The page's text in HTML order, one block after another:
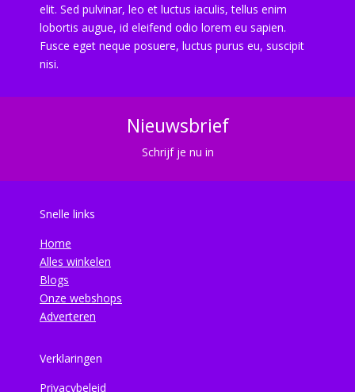
elit. Sed pulvinar, leo et luctus iaculis, tellus enim
lobortis augue, id eleifend odio lorem eu sapien.
Fusce eget neque posuere, luctus purus eu, suscipit
nisi.
Nieuwsbrief
Schrijf je nu in
Snelle links
Home
Alles winkelen
Blogs
Onze webshops
Adverteren
Verklaringen
Privacybeleid